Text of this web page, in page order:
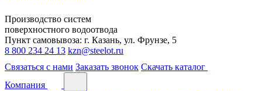
Производство систем
поверхностного водоотвода
Пункт самовывоза: г. Казань, ул. Фрунзе, 5
8 800 234 24 13 kzn@steelot.ru
Связаться с нами Заказать звонок Скачать каталог
Компания